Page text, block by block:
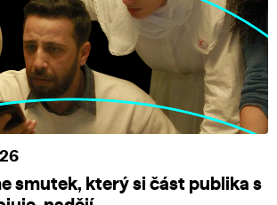
smutek, který si část publika s